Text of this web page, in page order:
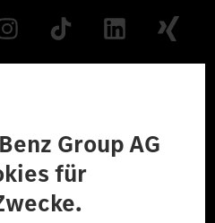
Rechte vorbehalten.